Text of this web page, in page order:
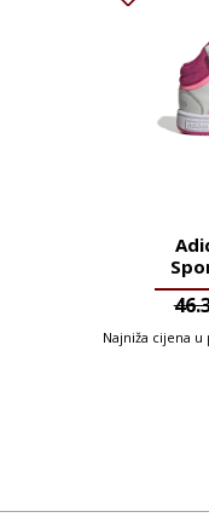
Najniža cijena